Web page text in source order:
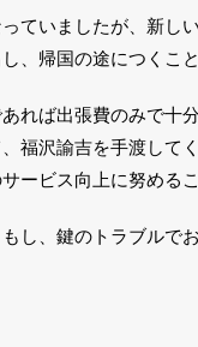
ていましたが、新し
、帰国の途につくこ
れば出張費のみで十
福沢諭吉を手渡して
ービス向上に努めるこ
し、鍵のトラブルで